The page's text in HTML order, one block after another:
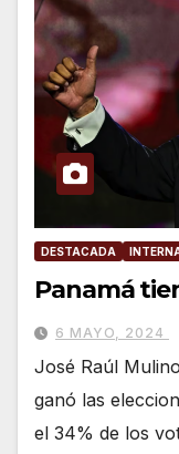
DESTACADA
Panamá
6 MAYO, 2024
José Raúl
ganó las
el 34% de los